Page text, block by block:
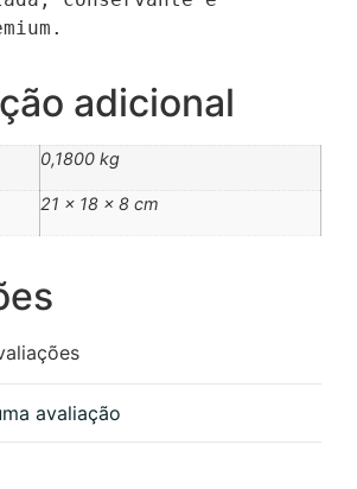
adicional
0,1800 kg
21 × 18 × 8 cm
avaliação